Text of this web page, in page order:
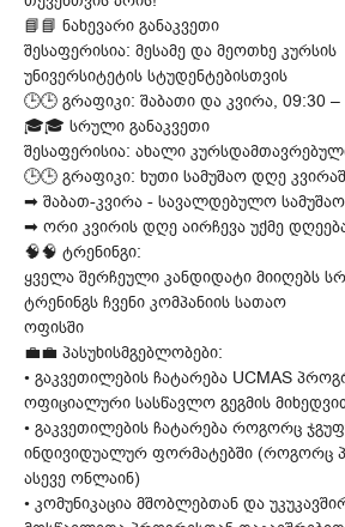
📘📘 ნახევარი განაკვეთი
შესაფერისია: მესამე და მეოთხე კურსის
უნივერსიტეტის სტუდენტებისთვის
🕒🕒 გრაფიკი: შაბათი და კვირა, 09:30 –
🎓🎓 სრული განაკვეთი
შესაფერისია: ახალი
🕒🕒 გრაფიკი: ხუთი სამუშაო დღე
➡ შაბათ-კვირა - სავალდებულო
➡ ორი კვირის დღე აირჩევა უქმე
🧠🧠 ტრენინგი:
ყველა შერჩეული კანდიდატი მიიღებს
ტრენინგს ჩვენი კომპანიის სათაო
ოფისში
💼💼 პასუხისმგებლობები:
• გაკვეთილების ჩატარება UCMAS
ოფიციალური სასწავლო გეგმის
• გაკვეთილების ჩატარება როგორც
ინდივიდუალურ ფორმატებში (როგორც
ასევე ონლაინ)
• კომუნიკაცია მშობლებთან და